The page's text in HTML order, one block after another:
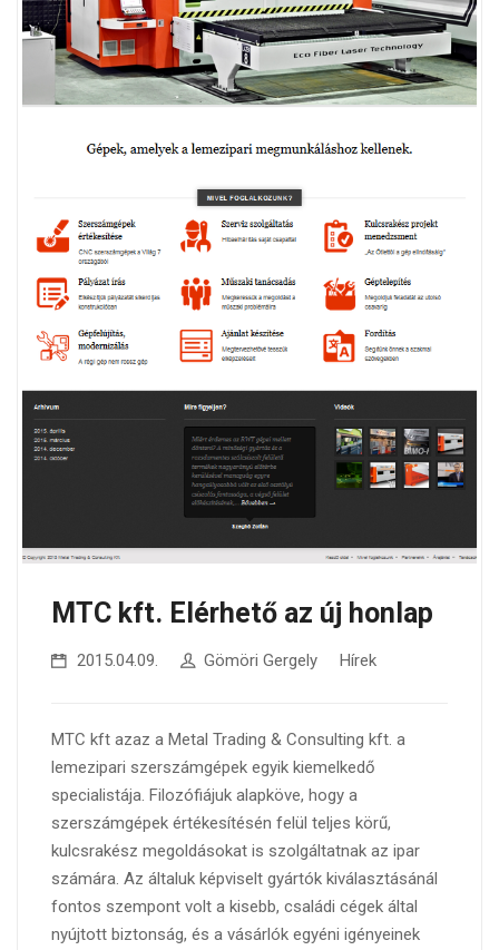
MTC kft. Elérhető az új honlap
2015.04.09. Gömöri Gergely Hírek
MTC kft azaz a Metal Trading & Consulting kft. a
lemezipari szerszámgépek egyik kiemelkedő
specialistája. Filozófiájuk alapköve, hogy a
szerszámgépek értékesítésén felül teljes körű,
kulcsrakész megoldásokat is szolgáltatnak az ipar
számára. Az általuk képviselt gyártók kiválasztásánál
fontos szempont volt a kisebb, családi cégek által
nyújtott biztonság, és a vásárlók egyéni igényeinek